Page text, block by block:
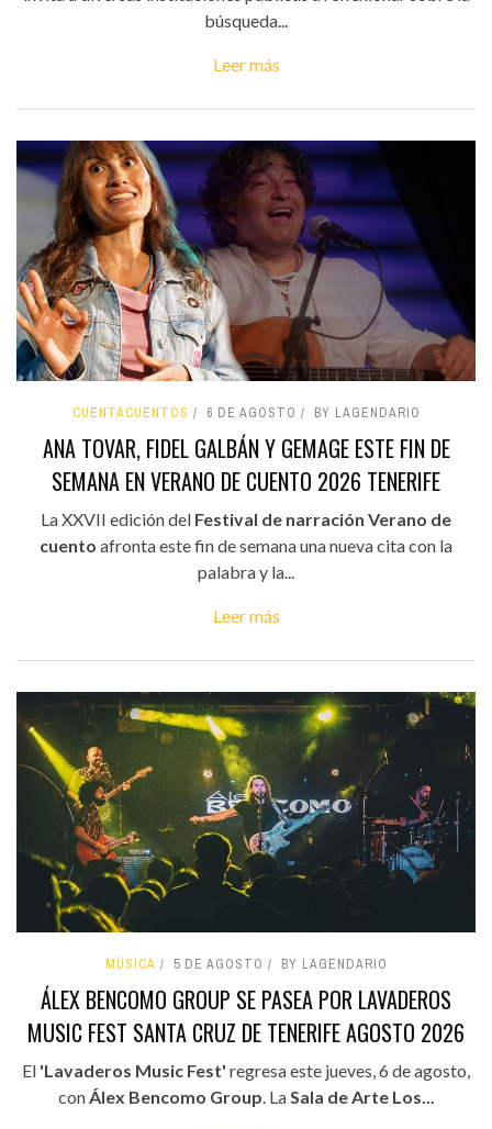
búsqueda...
Leer más
CUENTACUENTOS 6 DE AGOSTO BY LAGENDARIO
ANA TOVAR, FIDEL GALBÁN Y GEMAGE ESTE FIN DE
SEMANA EN VERANO DE CUENTO 2026 TENERIFE
La XXVII edición del Festival de narración Verano de
cuento afronta este fin de semana una nueva cita con la
palabra y la...
Leer más
MÚSICA 5 DE AGOSTO BY LAGENDARIO
ÁLEX BENCOMO GROUP SE PASEA POR LAVADEROS
MUSIC FEST SANTA CRUZ DE TENERIFE AGOSTO 2026
El 'Lavaderos Music Fest' regresa este jueves, 6 de agosto,
conÁlex Bencomo Group. LaSala de Arte Los...